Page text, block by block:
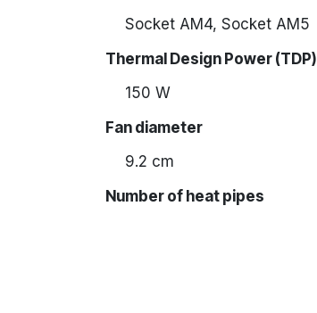
Socket AM4, Socket AM5
Thermal Design Power (TDP)
150 W
Fan diameter
9.2 cm
Number of heat pipes